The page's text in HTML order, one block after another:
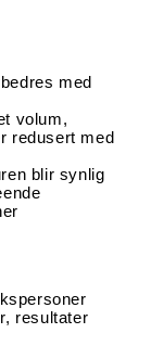
med
volum,
redusert med
blir synlig
resultater